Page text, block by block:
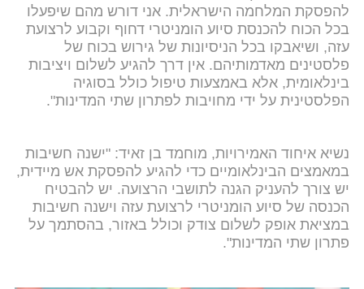
להפסקת המלחמה הישראלית. אני דורש מהם שיפעלו
בכל הכוח להכנסת סיוע הומניטרי דחוף וקבוע לרצועת
עזה, ושיאבקו בכל הניסיונות של גירוש בכוח של
פלסטינים מאדמותיהם. אין דרך להגיע לשלום ויציבות
בינלאומית, אלא באמצעות טיפול כולל בסוגיה
הפלסטינית על ידי מחויבות לפתרון שתי המדינות".
נשיא איחוד האמירויות, מוחמד בן זאיד: "ישנה חשיבות
במאמצים הבינלאומיים כדי להגיע להפסקת אש מיידית,
יש צורך להעניק הגנה לתושבי הרצועה. יש להבטיח
הכנסה של סיוע הומניטרי לרצועת עזה וישנה חשיבות
במציאת אופק לשלום צודק וכולל באזור, בהסתמך על
פתרון שתי המדינות".